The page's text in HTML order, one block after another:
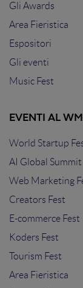
Gli Awards
Area Fieristica
Espositori
Gli eventi
Music Fest
EVENTI AL
World Startup
AI Global Summit
Web Marketing
Creators Fest
E-commerce Fest
Koders Fest
Tourism Fest
Area Fieristica